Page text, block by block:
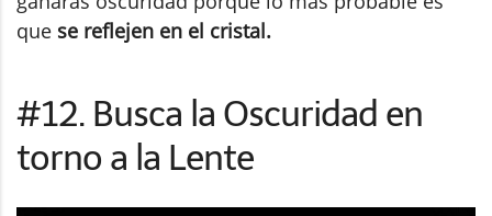
que se reflejen en el cristal.
#12. Busca la Oscuridad en
torno a la Lente